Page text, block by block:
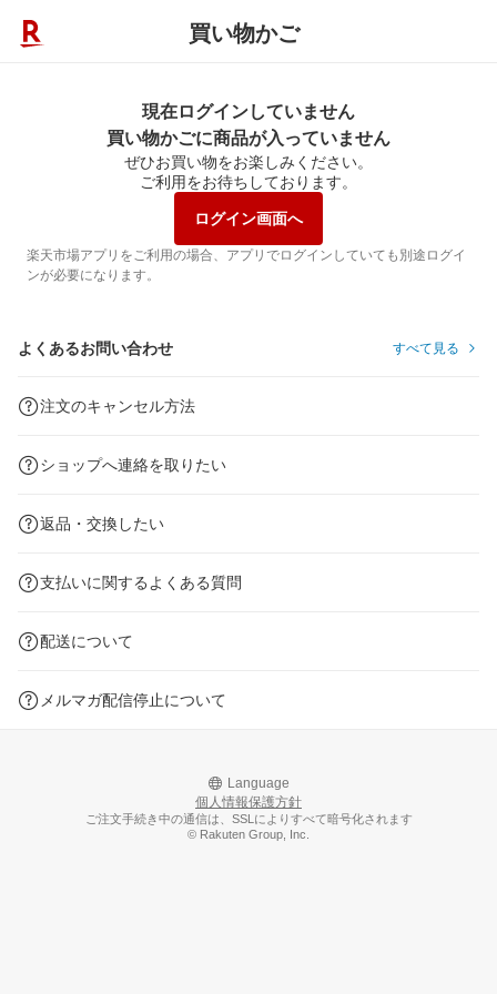
買い物かご
現在ログインしていません
買い物かごに商品が入っていません
ぜひお買い物をお楽しみください。
ご利用をお待ちしております。
ログイン画面へ
楽天市場アプリをご利用の場合、アプリでログインしていても別途ログイ
ンが必要になります。
よくあるお問い合わせ すべて見る
注文のキャンセル方法
ショップへ連絡を取りたい
返品・交換したい
支払いに関するよくある質問
配送について
メルマガ配信停止について
Language
個人情報保護方針
ご注文手続き中の通信は、SSLによりすべて暗号化されます
© Rakuten Group, Inc.